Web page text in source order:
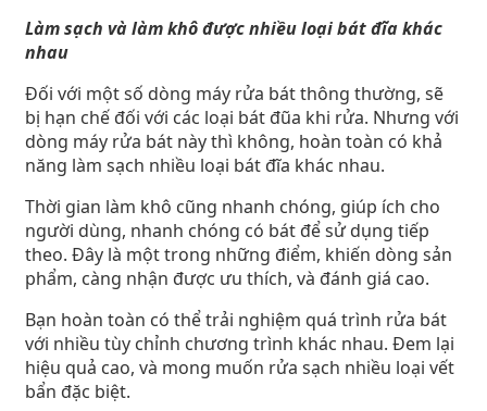
Làm sạch và làm khô được nhiều loại bát đĩa khác
nhau
Đối với một số dòng máy rửa bát thông thường, sẽ
bị hạn chế đối với các loại bát đũa khi rửa. Nhưng với
dòng máy rửa bát này thì không, hoàn toàn có khả
năng làm sạch nhiều loại bát đĩa khác nhau.
Thời gian làm khô cũng nhanh chóng, giúp ích cho
người dùng, nhanh chóng có bát để sử dụng tiếp
theo. Đây là một trong những điểm, khiến dòng sản
phẩm, càng nhận được ưu thích, và đánh giá cao.
Bạn hoàn toàn có thể trải nghiệm quá trình rửa bát
với nhiều tùy chỉnh chương trình khác nhau. Đem lại
hiệu quả cao, và mong muốn rửa sạch nhiều loại vết
bẩn đặc biệt.